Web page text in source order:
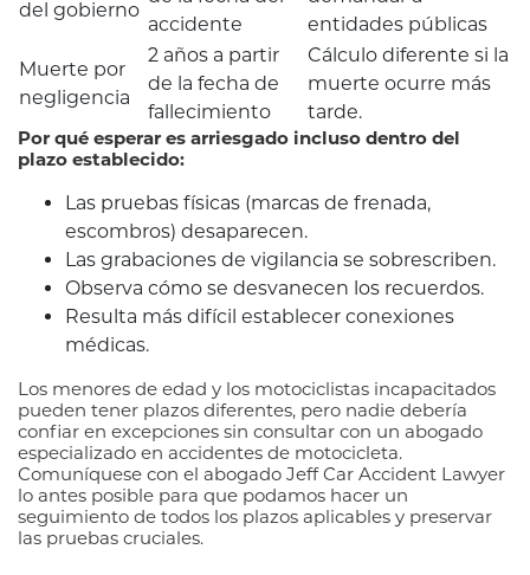
del gobierno
accidente
entidades públicas
Muerte por
negligencia
2 años a partir
de la fecha de
fallecimiento
Cálculo diferente si la
muerte ocurre más
tarde.
Por qué esperar es arriesgado incluso dentro del
plazo establecido:
Las pruebas físicas (marcas de frenada,
escombros) desaparecen.
Las grabaciones de vigilancia se sobrescriben.
Observa cómo se desvanecen los recuerdos.
Resulta más difícil establecer conexiones
médicas.
Los menores de edad y los motociclistas incapacitados
pueden tener plazos diferentes, pero nadie debería
confiar en excepciones sin consultar con un abogado
especializado en accidentes de motocicleta.
Comuníquese con el abogado Jeff Car Accident Lawyer
lo antes posible para que podamos hacer un
seguimiento de todos los plazos aplicables y preservar
las pruebas cruciales.